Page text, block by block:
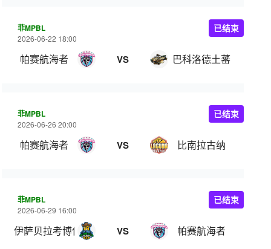
菲MPBL
2026-06-22 18:00
帕赛航海者 VS 巴科洛德土蕃
已结束
菲MPBL
2026-06-26 20:00
帕赛航海者 VS 比南拉古纳
已结束
菲MPBL
2026-06-29 16:00
伊萨贝拉考博伊斯 VS 帕赛航海者
已结束